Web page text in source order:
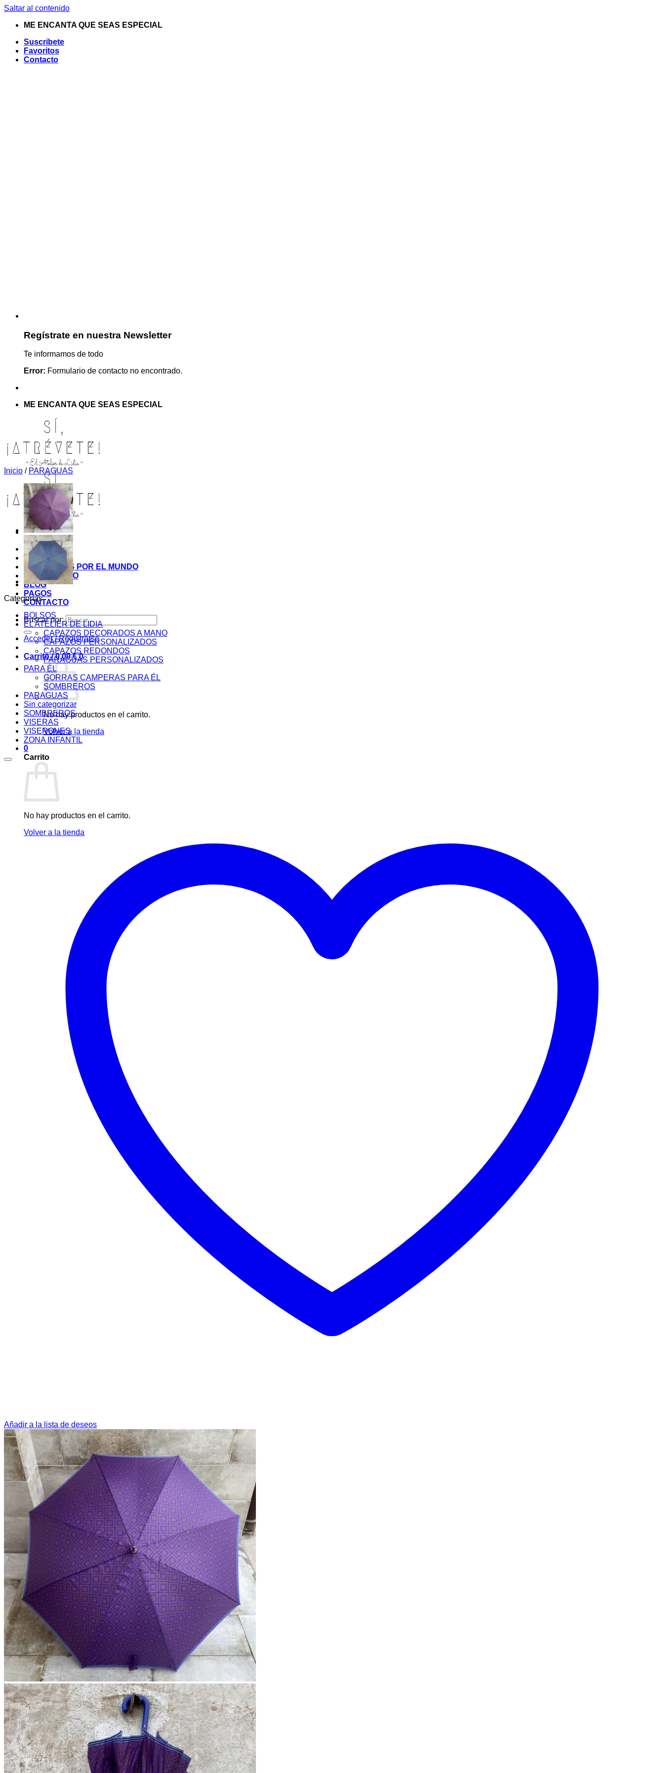
Saltar al contenido
ME ENCANTA QUE SEAS ESPECIAL
Suscribete
Favoritos
Contacto
Regístrate en nuestra Newsletter
Te informamos de todo
Error: Formulario de contacto no encontrado.
ME ENCANTA QUE SEAS ESPECIAL
INICIO
TIENDA
MIS COSITAS POR EL MUNDO
EL COMIENZO
BLOG
PAGOS
CONTACTO
Buscar por:
Acceder / Registrarse
Carrito /0,00€ 0
No hay productos en el carrito.
Volver a la tienda
0
Carrito
No hay productos en el carrito.
Volver a la tienda
Inicio / PARAGUAS
Categorías
BOLSOS
EL ATELIER DE LIDIA
CAPAZOS DECORADOS A MANO
CAPAZOS PERSONALIZADOS
CAPAZOS REDONDOS
PARAGUAS PERSONALIZADOS
PARA ÉL
GORRAS CAMPERAS PARA ÉL
SOMBREROS
PARAGUAS
Sin categorizar
SOMBREROS
VISERAS
VISERONES
ZONA INFANTIL
Añadir a la lista de deseos